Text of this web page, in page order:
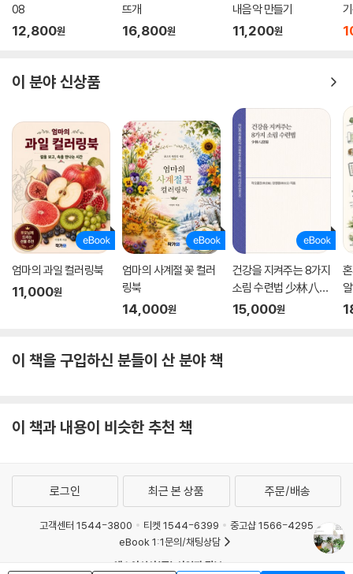
08
12,800원
뜨개
16,800원
내음악 만들기
11,200원
이 분야 신상품
엄마의 과일 컬러링북
11,000원
엄마의 사계절 꽃 컬러
링북
14,000원
건강을 지켜주는 8가지
소림 수련법 少林八
段?
15,000원
이 책을 구입하신 분들이 산 분야 책
이 책과 내용이 비슷한 추천 책
로그인 최근 본 상품 주문/배송
고객센터 1544-3800 티켓 1544-6399
중고샵 1566-4295
eBook 1:1문의/채팅상담
예스이십사(주) 사업자 정보